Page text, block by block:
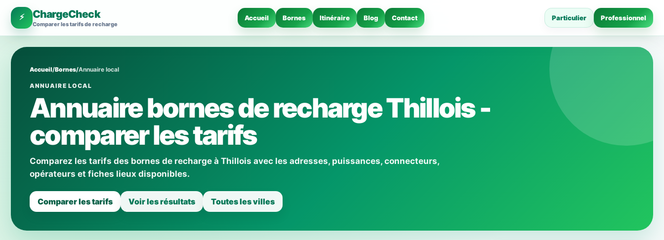
⚡ ChargeCheck
Comparer les tarifs de recharge
Accueil Bornes Itinéraire Blog Contact Particulier Professionnel
Accueil/Bornes/Annuaire local
ANNUAIRE LOCAL
Annuaire bornes de recharge Thillois -
comparer les tarifs
Comparez les tarifs des bornes de recharge à Thillois avec les adresses, puissances, connecteurs,
opérateurs et fiches lieux disponibles.
Comparer les tarifs Voir les résultats Toutes les villes